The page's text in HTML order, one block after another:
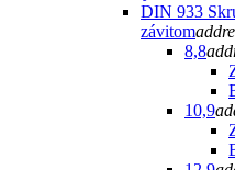
DIN 933
závitomadd
8,8add
10,9